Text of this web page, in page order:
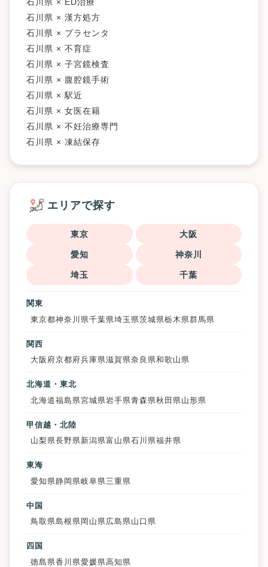
石川県 × 漢方処方
石川県 × プラセンタ
石川県 × 不育症
石川県 × 子宮鏡検査
石川県 × 腹腔鏡手術
石川県 × 駅近
石川県 × 女医在籍
石川県 × 不妊治療専門
石川県 × 凍結保存
エリアで探す
東京 大阪
愛知 神奈川
埼玉 千葉
関東
東京都神奈川県千葉県埼玉県茨城県栃木県群馬県
関西
大阪府京都府兵庫県滋賀県奈良県和歌山県
北海道・東北
北海道福島県宮城県岩手県青森県秋田県 山形県
甲信越・北陸
山梨県長野県新潟県富山県石川県福井県
東海
愛知県静岡県岐阜県 三重県
中国
鳥取県島根県 岡山県広島県山口県
四国
徳島県香川県愛媛県高知県